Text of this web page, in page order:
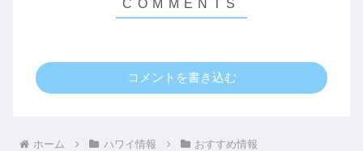
コメントを書き込む
ホーム ハワイ情報 おすすめ情報